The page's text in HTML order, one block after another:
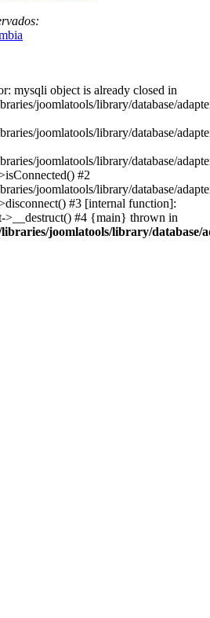
mysqli object is already closed in
joomlatools/library/database/
joomlatools/library/database/
joomlatools/library/database/
#2
joomlatools/library/database/
#3 [internal function]:
>__destruct() #4 {main} thrown in
joomlatools/library/database/